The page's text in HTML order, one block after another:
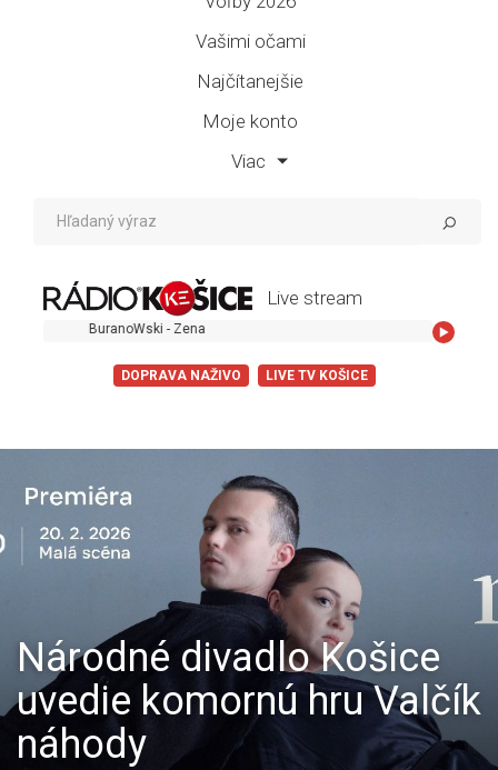
Vašimi očami
Najčítanejšie
Moje konto
Viac
Live stream
BuranoWski - Zena
DOPRAVA NAŽIVO LIVE TV KOŠICE
Národné divadlo Košice
uvedie komornú hru Valčík
náhody